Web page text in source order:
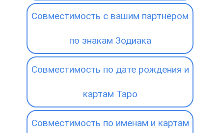
Совместимость с вашим партнёром
по знакам Зодиака
Совместимость по дате рождения и
картам Таро
Совместимость по именам и картам